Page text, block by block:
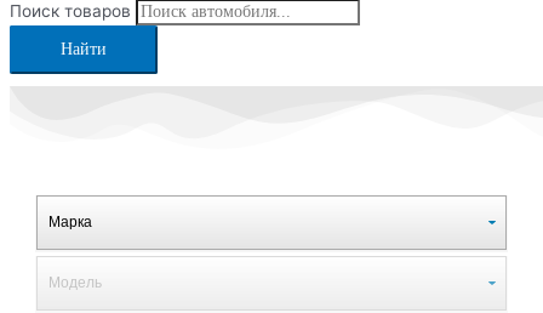
Поиск товаров
Найти